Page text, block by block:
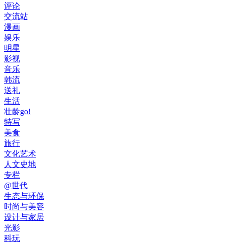
评论
交流站
漫画
娱乐
明星
影视
音乐
韩流
送礼
生活
壮龄go!
特写
美食
旅行
文化艺术
人文史地
专栏
@世代
生态与环保
时尚与美容
设计与家居
光影
科玩